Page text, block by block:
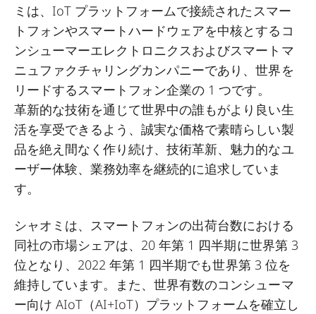
ミは、IoT プラットフォームで接続されたスマー
トフォンやスマートハードウェアを中核とするコ
ンシューマーエレクトロニクスおよびスマートマ
ニュファクチャリングカンパニーであり、世界を
リードするスマートフォン企業の 1 つです。
革新的な技術を通じて世界中の誰もがより良い生
活を享受できるよう、誠実な価格で素晴らしい製
品を絶え間なく作り続け、技術革新、魅力的なユ
ーザー体験、業務効率を継続的に追求していま
す。
シャオミは、スマートフォンの出荷台数における
同社の市場シェアは、20 年第 1 四半期に世界第 3
位となり、2022 年第 1 四半期でも世界第 3 位を
維持しています。また、世界有数のコンシューマ
ー向け AIoT（AI+IoT）プラットフォームを確立し